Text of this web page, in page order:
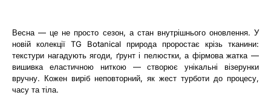
Весна — це не просто сезон, а стан внутрішнього оновлення. У
новій колекції TG Botanical природа проростає крізь тканини:
текстури нагадують ягоди, ґрунт і пелюстки, а фірмова жатка —
вишивка еластичною ниткою — створює унікальні візерунки
вручну. Кожен виріб неповторний, як жест турботи до процесу,
часу та тіла.